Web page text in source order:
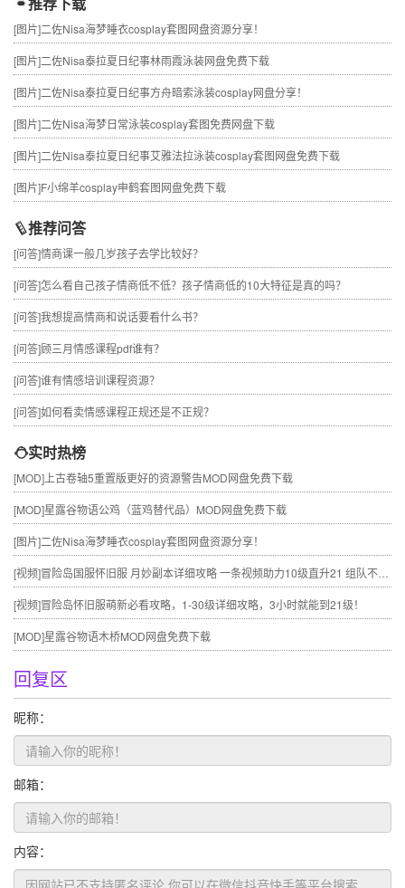
[图片]二佐Nisa海梦睡衣cosplay套图网盘资源分享！
[图片]二佐Nisa泰拉夏日纪事林雨霞泳装网盘免费下载
[图片]二佐Nisa泰拉夏日纪事方舟暗索泳装cosplay网盘分享！
[图片]二佐Nisa海梦日常泳装cosplay套图免费网盘下载
[图片]二佐Nisa泰拉夏日纪事艾雅法拉泳装cosplay套图网盘免费下载
[图片]F小绵羊cosplay申鹤套图网盘免费下载
推荐问答
[问答]情商课一般几岁孩子去学比较好？
[问答]怎么看自己孩子情商低不低？孩子情商低的10大特征是真的吗？
[问答]我想提高情商和说话要看什么书？
[问答]顾三月情感课程pdf谁有？
[问答]谁有情感培训课程资源？
[问答]如何看卖情感课程正规还是不正规？
实时热榜
[MOD] 上古卷轴5重置版更好的资源警告MOD网盘免费下载
[MOD]星露谷物语公鸡（蓝鸡替代品）MOD网盘免费下载
[图片]二佐Nisa海梦睡衣cosplay套图网盘资源分享！
[视频]冒险岛国服怀旧服 月妙副本详细攻略 一条视频助力10级直升21 组队不求人
[视频]冒险岛怀旧服萌新必看攻略，1-30级详细攻略，3小时就能到21级！
[MOD]星露谷物语木桥MOD网盘免费下载
回复区
昵称：
邮箱：
内容：